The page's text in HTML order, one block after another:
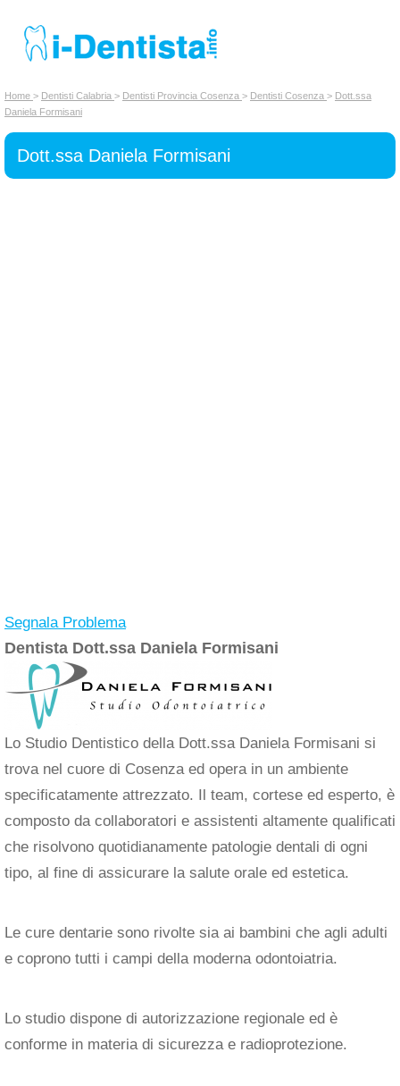
INSERISCI DENTISTA
Chi siamo
Home > Dentisti Calabria > Dentisti Provincia Cosenza > Dentisti Cosenza > Dott.ssa
Daniela Formisani
Dott.ssa Daniela Formisani
Segnala Problema
Dentista Dott.ssa Daniela Formisani
Lo Studio Dentistico della Dott.ssa Daniela Formisani si
trova nel cuore di Cosenza ed opera in un ambiente
specificatamente attrezzato. Il team, cortese ed esperto, è
composto da collaboratori e assistenti altamente qualificati
che risolvono quotidianamente patologie dentali di ogni
tipo, al fine di assicurare la salute orale ed estetica.
Le cure dentarie sono rivolte sia ai bambini che agli adulti
e coprono tutti i campi della moderna odontoiatria.
Lo studio dispone di autorizzazione regionale ed è
conforme in materia di sicurezza e radioprotezione.